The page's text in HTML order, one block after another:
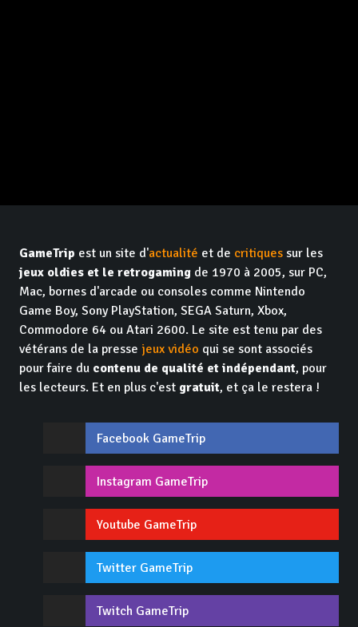
GameTrip est un site d'actualité et de critiques sur les
jeux oldies et le retrogaming de 1970 à 2005, sur PC,
Mac, bornes d'arcade ou consoles comme Nintendo
Game Boy, Sony PlayStation, SEGA Saturn, Xbox,
Commodore 64 ou Atari 2600. Le site est tenu par des
vétérans de la presse jeux vidéo qui se sont associés
pour faire du contenu de qualité et indépendant, pour
les lecteurs. Et en plus c'est gratuit, et ça le restera !
Facebook GameTrip
Instagram GameTrip
Youtube GameTrip
Twitter GameTrip
Twitch GameTrip